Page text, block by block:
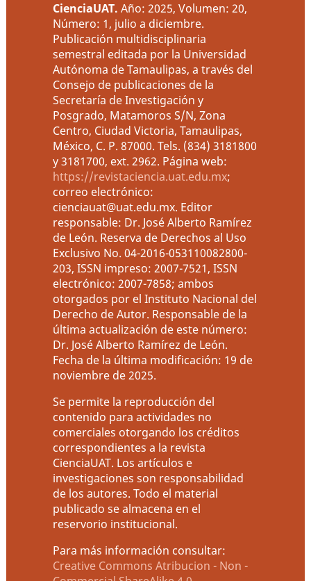
CienciaUAT. Año: 2025, Volumen: 20,
Número: 1, julio a diciembre.
Publicación multidisciplinaria
semestral editada por la Universidad
Autónoma de Tamaulipas, a través del
Consejo de publicaciones de la
Secretaría de Investigación y
Posgrado, Matamoros S/N, Zona
Centro, Ciudad Victoria, Tamaulipas,
México, C. P. 87000. Tels. (834) 3181800
y 3181700, ext. 2962. Página web:
https://revistaciencia.uat.edu.mx;
correo electrónico:
cienciauat@uat.edu.mx. Editor
responsable: Dr. José Alberto Ramírez
de León. Reserva de Derechos al Uso
Exclusivo No. 04-2016-053110082800-
203, ISSN impreso: 2007-7521, ISSN
electrónico: 2007-7858; ambos
otorgados por el Instituto Nacional del
Derecho de Autor. Responsable de la
última actualización de este número:
Dr. José Alberto Ramírez de León.
Fecha de la última modificación: 19 de
noviembre de 2025.
Se permite la reproducción del
contenido para actividades no
comerciales otorgando los créditos
correspondientes a la revista
CienciaUAT. Los artículos e
investigaciones son responsabilidad
de los autores. Todo el material
publicado se almacena en el
reservorio institucional.
Para más información consultar:
Creative Commons Atribucion - Non -